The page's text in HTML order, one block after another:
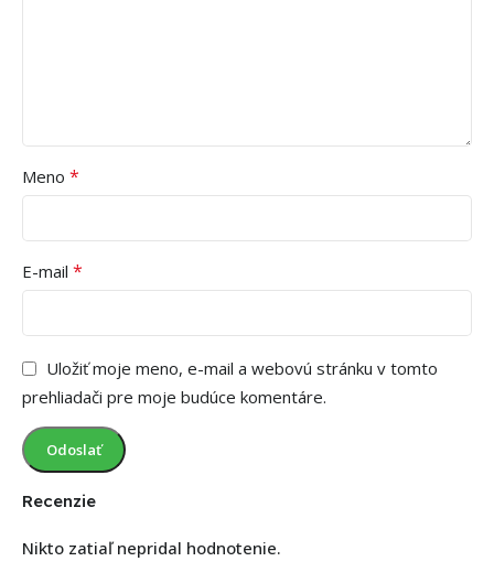
Recenzie
Nikto zatiaľ nepridal hodnotenie.
Meno *
E-mail *
Uložiť moje meno, e-mail a webovú stránku v tomto
prehliadači pre moje budúce komentáre.